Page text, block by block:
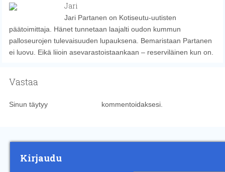
Jari
Jari Partanen on Kotiseutu-uutisten
päätoimittaja. Hänet tunnetaan laajalti oudon kummun
palloseurojen tulevaisuuden lupauksena. Bemaristaan Partanen
ei luovu. Eikä liioin asevarastoistaankaan – reserviläinen kun on.
Vastaa
Sinun täytyy kommentoidaksesi.
Kirjaudu